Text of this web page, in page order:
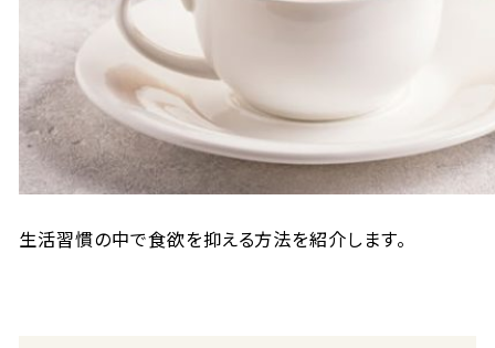
生活習慣の中で食欲を抑える方法を紹介します。